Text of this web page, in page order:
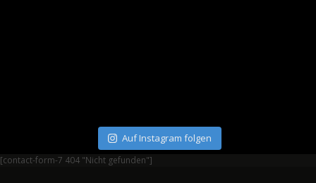
Auf Instagram folgen
[contact-form-7 404 "Nicht gefunden"]